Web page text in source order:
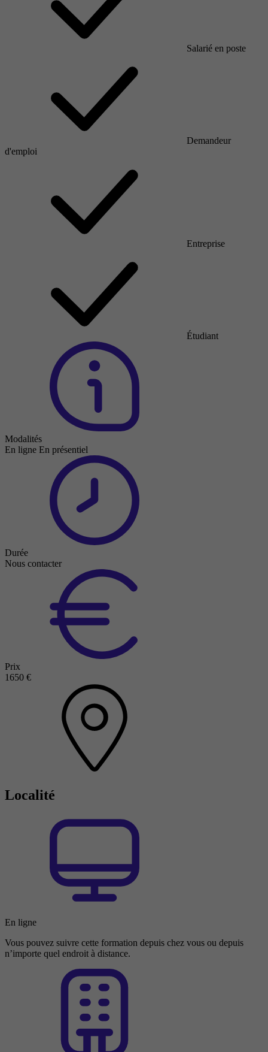
Salarié en poste
Demandeur
d'emploi
Entreprise
Étudiant
Modalités
En ligne En présentiel
Durée
Nous contacter
Prix
1650 €
Localité
En ligne
Vous pouvez suivre cette formation depuis chez vous ou depuis
n’importe quel endroit à distance.